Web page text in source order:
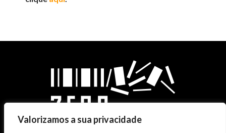
Valorizamos a sua privacidade